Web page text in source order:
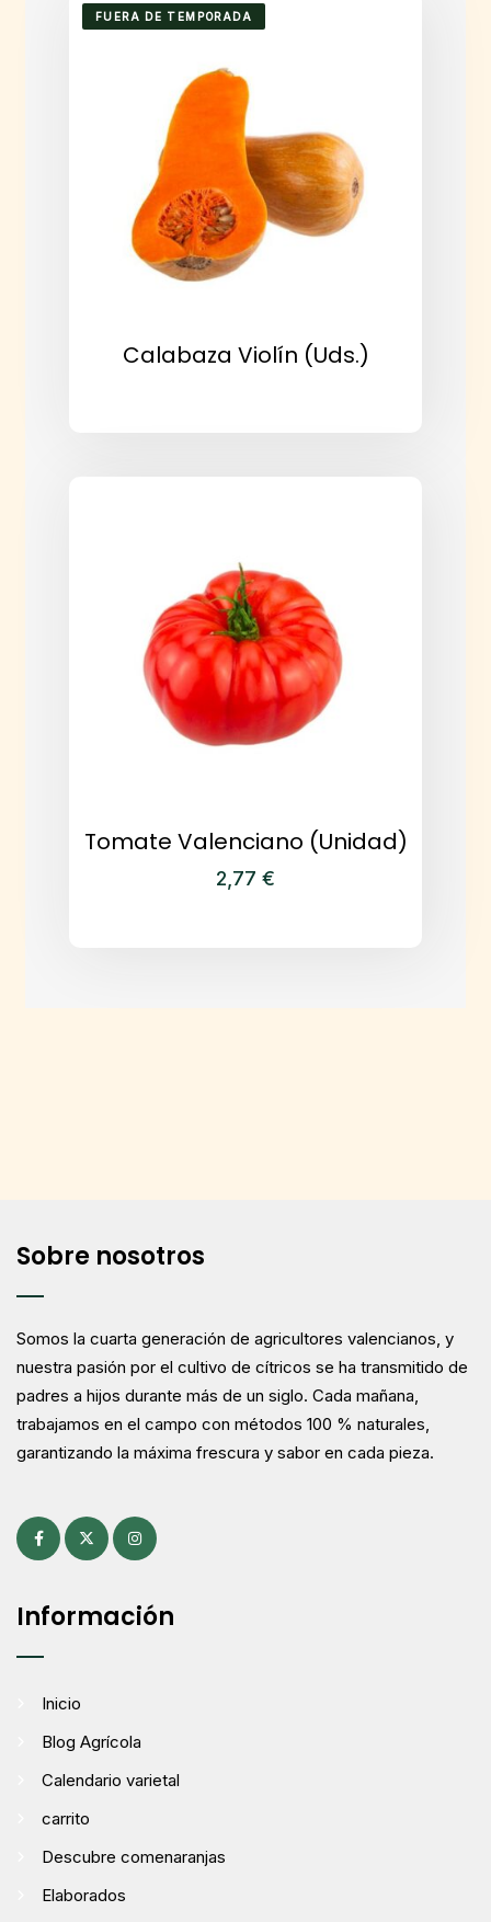
FUERA DE TEMPORADA
Calabaza Violín (uds.)
Tomate Valenciano (Unidad)
2,77 €
Sobre nosotros
Somos la cuarta generación de agricultores valencianos, y
nuestra pasión por el cultivo de cítricos se ha transmitido de
padres a hijos durante más de un siglo. Cada mañana,
trabajamos en el campo con métodos 100 % naturales,
garantizando la máxima frescura y sabor en cada pieza.
Información
Inicio
Blog Agrícola
Calendario varietal
carrito
Descubre comenaranjas
Elaborados